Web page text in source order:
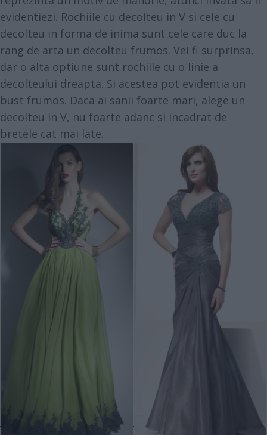
evidentiezi. Rochiile cu decolteu in V si cele cu
decolteu in forma de inima sunt cele care duc la
rang de arta un decolteu frumos. Vei fi surprinsa,
dar o alta optiune sunt rochiile cu o linie a
decolteului dreapta. Si acestea pot evidentia un
bust frumos. Daca ai sanii foarte mari, alege un
decolteu in V, nu foarte adanc si incadrat de
bretele cat mai late.